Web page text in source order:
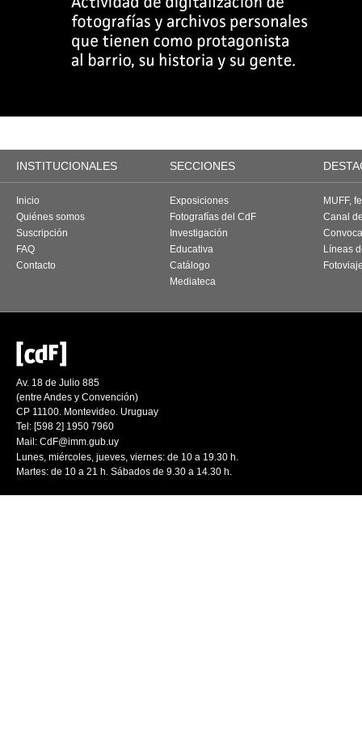
INSTITUCIONALES SECCIONES
Inicio
Quiénes somos
Suscripción
FAQ
Contacto
Exposiciones
Fotografías del CdF
Investigación
Educativa
Catálogo
Mediateca
MUFF,
Canal
Líneas
Av. 18 de Julio 885
(entre Andes y Convención)
CP 11100. Montevideo. Uruguay
Tel: [598 2] 1950 7960
Mail: CdF@imm.gub.uy
Lunes, miércoles, jueves, viernes: de 10 a 19.30 h.
Martes: de 10 a 21 h. Sábados de 9.30 a 14.30 h.